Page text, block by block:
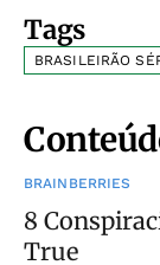
Tags
BRASILEIRÃO